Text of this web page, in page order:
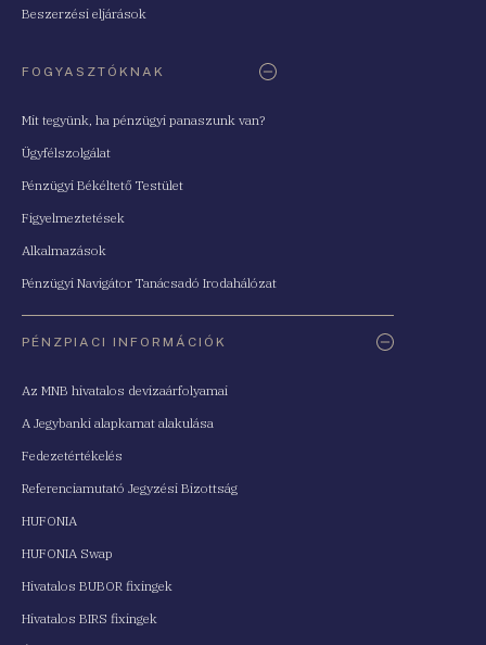
Beszerzési eljárások
FOGYASZTÓKNAK
Mit tegyünk, ha pénzügyi panaszunk van?
Ügyfélszolgálat
Pénzügyi Békéltető Testület
Figyelmeztetések
Alkalmazások
Pénzügyi Navigátor Tanácsadó Irodahálózat
PÉNZPIACI INFORMÁCIÓK
Az MNB hivatalos devizaárfolyamai
A Jegybanki alapkamat alakulása
Fedezetértékelés
Referenciamutató Jegyzési Bizottság
HUFONIA
HUFONIA Swap
Hivatalos BUBOR fixingek
Hivatalos BIRS fixingek